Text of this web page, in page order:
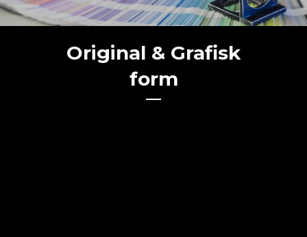
Original & Grafisk
form